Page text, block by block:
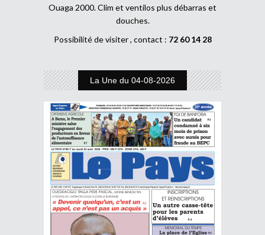
Ouaga 2000. Clim et ventilos plus débarras et
douches.
Possibilité de visiter , contact : 72 60 14 28
La Une du 04-08-2026